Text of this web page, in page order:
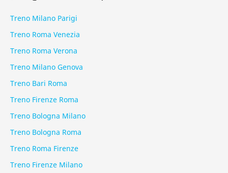
Treno Milano Parigi
Treno Roma Venezia
Treno Roma Verona
Treno Milano Genova
Treno Bari Roma
Treno Firenze Roma
Treno Bologna Milano
Treno Bologna Roma
Treno Roma Firenze
Treno Firenze Milano